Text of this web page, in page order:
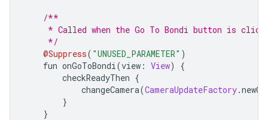
/**
* Called when the Go To Bondi button is
*/
@Suppress( "UNUSED_PARAMETER" )
fun onGoToBondi(view : View)
{
checkReadyThen {
changeCamera(CameraUpdateFactory.
}
}